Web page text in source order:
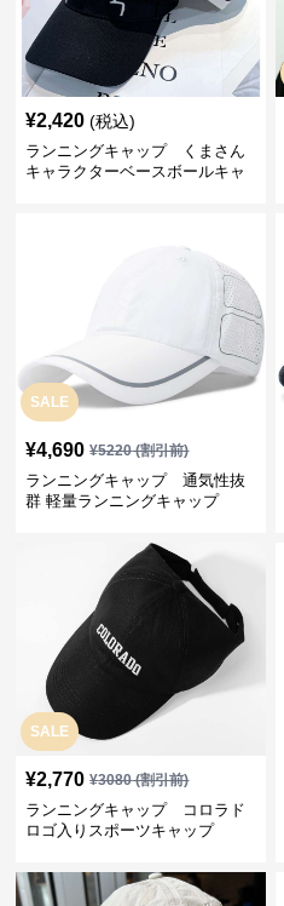
¥2,420 (税込)
ランニングキャップ くまさん
キャラクターベースボールキャ
SALE
¥4,690 ¥5220(割引前)
ランニングキャップ 通気性抜
群 軽量ランニングキャップ
SALE
¥2,770 ¥3080(割引前)
ランニングキャップ コロラド
ロゴ入りスポーツキャップ